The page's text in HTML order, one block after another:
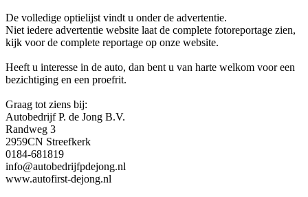
De volledige optielijst vindt u onder de advertentie.
Niet iedere advertentie website laat de complete fotoreportage zien,
kijk voor de complete reportage op onze website.
Heeft u interesse in de auto, dan bent u van harte welkom voor een
bezichtiging en een proefrit.
Graag tot ziens bij:
Autobedrijf P. de Jong B.V.
Randweg 3
2959CN Streefkerk
0184-681819
info@autobedrijfpdejong.nl
www.autofirst-dejong.nl